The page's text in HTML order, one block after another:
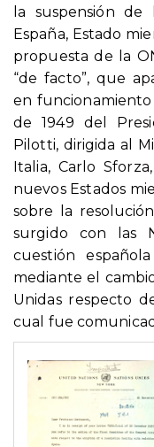
la suspensión
España, Estado
propuesta de la
“de facto”, que
en funcionamiento
de 1949 del
Pilotti, dirigida al
Italia, Carlo
nuevos Estados
sobre la
surgido con las
cuestión
mediante el
Unidas respecto
cual fue